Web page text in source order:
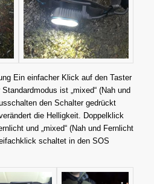
Ein einfacher Klick auf den Taster
ist „mixed“ (Nah und
den Schalter gedrückt
die Helligkeit. Doppelklick
und „mixed“ (Nah und Fernlicht
schaltet in den SOS